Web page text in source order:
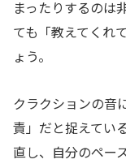
まったりするのは
ても「教えてくれ
ょう。
クラクションの音
責」だと捉えてい
直し、自分のペー